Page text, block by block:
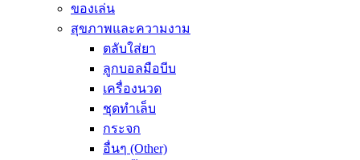
ของเล่น
สุขภาพและความงาม
ตลับใส่ยา
ลูกบอลมือบีบ
เครื่องนวด
ชุดทำเล็บ
กระจก
อื่นๆ (Other)